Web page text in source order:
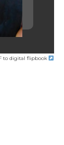
to digital flipbook